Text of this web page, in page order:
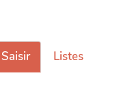
Saisir
Listes